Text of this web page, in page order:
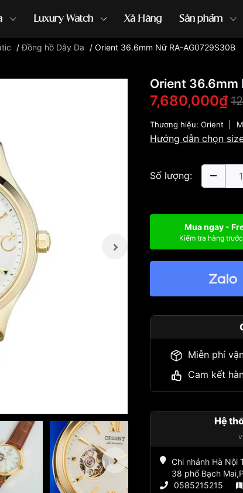
Luxury Watch Xả Hàng Sản phẩm
đồng hồ G-Shock đồng hồ Orient ...
/Đồng hồ Dây Da / Orient 36.6mm Nữ RA-AG0729S30B
Orient 36.6mm
7,680,000₫
Thương hiệu: Orient
Hướng dẫn chọn
Số lượng:
Mua ngay -
Kiểm tra hàng
Miễn phí
Cam kết
Hệ
Chi nhánh Hà Nội
38 phố Bạch
0585215215